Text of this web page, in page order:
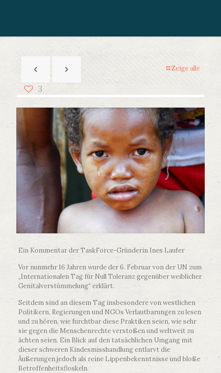
Zeige alle
3
Ein Kommentar der TaskForce-Gründerin Ines Laufer
Vor nunmehr 16 Jahren wurde der 6. Februar von der UN zum
„Internationalen Tag für Null Toleranz gegenüber weiblicher
Genitalverstümmelung“ erklärt.
Seitdem sind an diesem Tag insbesondere von westlichen
Politikern, Regierungen und NGOs Verlautbarungen zu lesen
und zu hören, wie furchtbar diese Praktiken seien, wie sehr
sie gegen die Menschenrechte verstoßen und weltweit zu
ächten seien. Ein Blick auf den tatsächlichen Umgang mit
dieser schweren Kindesmisshandlung entlarvt die
Äußerungen jedoch als reine Lippenbekenntnisse und bloße
Betroffenheitsfloskeln.